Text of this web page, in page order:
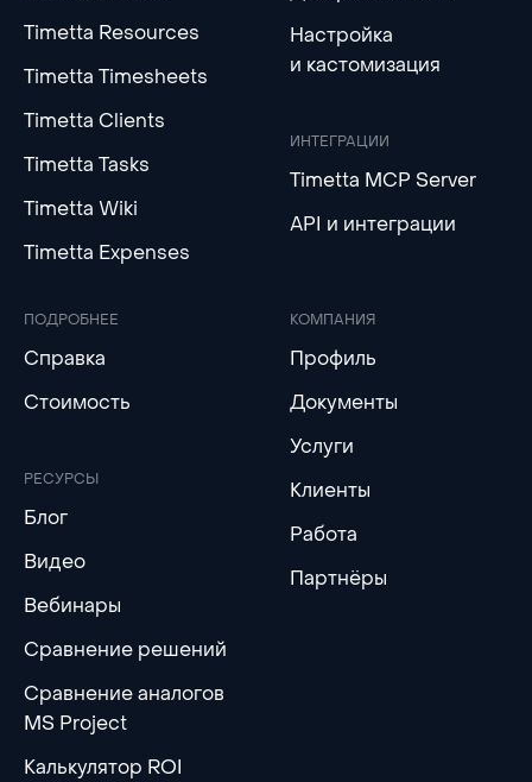
Timetta Resources
Timetta Timesheets
Timetta Clients
Timetta Tasks
Timetta Wiki
Timetta Expenses
Настройка
и кастомизация
ИНТЕГРАЦИИ
Timetta MCP Server
API и интеграции
ПОДРОБНЕЕ
Справка
Стоимость
РЕСУРСЫ
Блог
Видео
Вебинары
Сравнение решений
Сравнение аналогов
MS Project
Калькулятор ROI
КОМПАНИЯ
Профиль
Документы
Услуги
Клиенты
Работа
Партнёры